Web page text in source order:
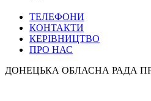
ТЕЛЕФОНИ
КОНТАКТИ
КЕРІВНИЦТВО
ПРО НАС
ДОНЕЦЬКА ОБЛАСНА РАДА